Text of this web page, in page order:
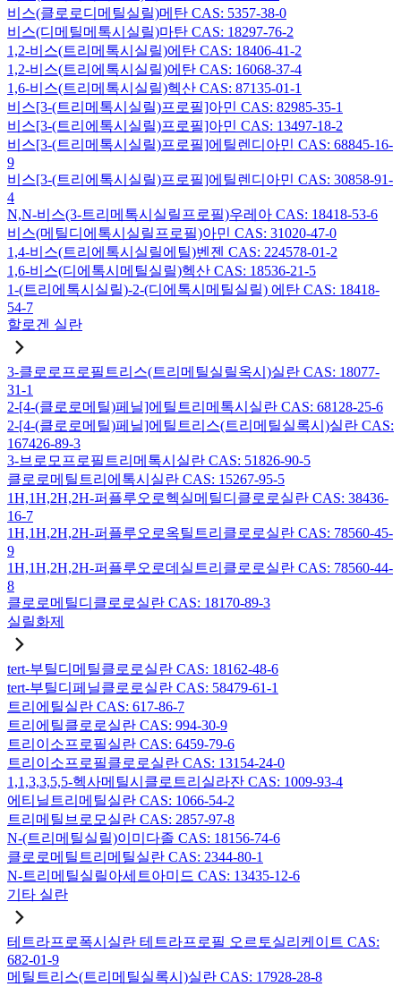
비스(클로로디메틸실릴)메탄 CAS: 5357-38-0
비스(디메틸메톡시실릴)마탄 CAS: 18297-76-2
1,2-비스(트리메톡시실릴)에탄 CAS: 18406-41-2
1,2-비스(트리에톡시실릴)에탄 CAS: 16068-37-4
1,6-비스(트리메톡시실릴)헥산 CAS: 87135-01-1
비스[3-(트리메톡시실릴)프로필]아민 CAS: 82985-35-1
비스[3-(트리에톡시실릴)프로필]아민 CAS: 13497-18-2
비스[3-(트리메톡시실릴)프로필]에틸렌디아민 CAS: 68845-16-
9
비스[3-(트리에톡시실릴)프로필]에틸렌디아민 CAS: 30858-91-
4
N,N-비스(3-트리메톡시실릴프로필)우레아 CAS: 18418-53-6
비스(메틸디에톡시실릴프로필)아민 CAS: 31020-47-0
1,4-비스(트리에톡시실릴에틸)벤젠 CAS: 224578-01-2
1,6-비스(디에톡시메틸실릴)헥산 CAS: 18536-21-5
1-(트리에톡시실릴)-2-(디에톡시메틸실릴) 에탄 CAS: 18418-
54-7
할로겐 실란
3-클로로프로필트리스(트리메틸실릴옥시)실란 CAS: 18077-
31-1
2-[4-(클로로메틸)페닐]에틸트리메톡시실란 CAS: 68128-25-6
2-[4-(클로로메틸)페닐]에틸트리스(트리메틸실록시)실란 CAS:
167426-89-3
3-브로모프로필트리메톡시실란 CAS: 51826-90-5
클로로메틸트리에톡시실란 CAS: 15267-95-5
1H,1H,2H,2H-퍼플루오로헥실메틸디클로로실란 CAS: 38436-
16-7
1H,1H,2H,2H-퍼플루오로옥틸트리클로로실란 CAS: 78560-45-
9
1H,1H,2H,2H-퍼플루오로데실트리클로로실란 CAS: 78560-44-
8
클로로메틸디클로로실란 CAS: 18170-89-3
실릴화제
tert-부틸디메틸클로로실란 CAS: 18162-48-6
tert-부틸디페닐클로로실란 CAS: 58479-61-1
트리에틸실란 CAS: 617-86-7
트리에틸클로로실란 CAS: 994-30-9
트리이소프로필실란 CAS: 6459-79-6
트리이소프로필클로로실란 CAS: 13154-24-0
1,1,3,3,5,5-헥사메틸시클로트리실라잔 CAS: 1009-93-4
에티닐트리메틸실란 CAS: 1066-54-2
트리메틸브로모실란 CAS: 2857-97-8
N-(트리메틸실릴)이미다졸 CAS: 18156-74-6
클로로메틸트리메틸실란 CAS: 2344-80-1
N-트리메틸실릴아세트아미드 CAS: 13435-12-6
기타 실란
테트라프로폭시실란 테트라프로필 오르토실리케이트 CAS:
682-01-9
메틸트리스(트리메틸실록시)실란 CAS: 17928-28-8